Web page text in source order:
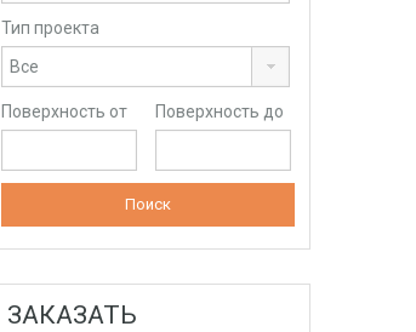
Тип проекта
Поверхность от Поверхность до
ЗАКАЗАТЬ